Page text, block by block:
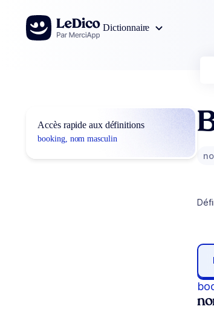
Aller au contenu
Dictionnaire
Accès rapide aux définitions
booking, nom masculin